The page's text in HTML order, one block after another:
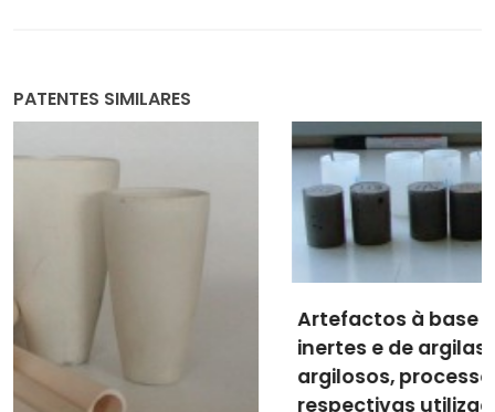
PATENTES SIMILARES
Artefactos à base de resíduos industriais
inertes e de argilas ou sub-produtos
argilosos, processo para a sua obtenção e
respectivas utilizações em construção civil